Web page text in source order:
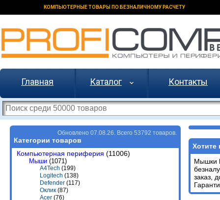
КОМПЬЮТЕРНЫЕ ТОВАРЫ ПО БЕЗНАЛИЧНОМУ РАСЧЕТУ
Главная Каталог Контакты
Обновлено 07.08.26. Всего 53792 товаров.
Категории товаров
Компьютерная периферия (11006)
Мыши (1071)
A4Tech (199)
Logitech (138)
Defender (117)
Оклик (87)
Acer (76)
Хотите
Мышки
заказ,